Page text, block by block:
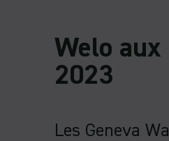
Welo aux
2023
Les Geneva